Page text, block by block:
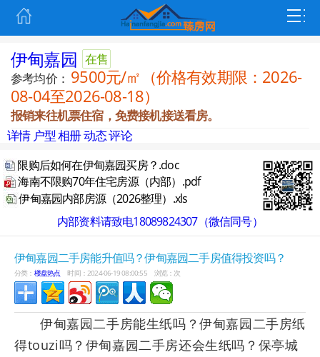
伊甸嘉园 在售
参考均价： 9500元/㎡（价格有效期限：2026-
08-04至2026-08-18）
报销来往机票住宿，免费接机接送看房。
详情 户型相册动态评论
限购后如何在伊甸嘉园买房？.doc
海南不限购70年住宅房源（内部）.pdf
伊甸嘉园内部房源（2026整理）.xls
内部资料请致电18089824307（微信同号）
伊甸嘉园二手房能升值吗？伊甸嘉园二手房值得投资吗？
分类： 楼盘热点 时间：2024-06-19 08:00:55 浏览： 次
伊甸嘉园二手房能生纸吗？伊甸嘉园二手房纸
得touzi吗？伊甸嘉园二手房还会生纸吗？保亭城